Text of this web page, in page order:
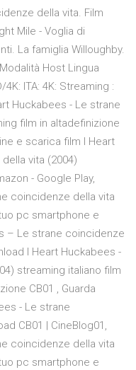
della vita. Film
Mile - Voglia di
La famiglia Willoughby.
Host Lingua
ITA: 4K: Streaming :
Huckabees - Le strane
film in altadefinizione
e scarica film I Heart
vita (2004)
- Google Play,
coincidenze della vita
pc smartphone e
– Le strane coincidenze
I Heart Huckabees -
streaming italiano film
CB01 , Guarda
- Le strane
CB01 | CineBlog01,
coincidenze della vita
pc smartphone e